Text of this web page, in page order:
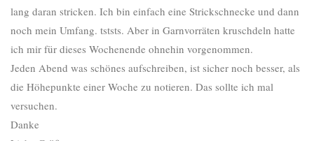
lang daran stricken. Ich bin einfach eine Strickschnecke und dann
noch mein Umfang. tststs. Aber in Garnvorräten kruschdeln hatte
ich mir für dieses Wochenende ohnehin vorgenommen.
Jeden Abend was schönes aufschreiben, ist sicher noch besser, als
die Höhepunkte einer Woche zu notieren. Das sollte ich mal
versuchen.
Danke